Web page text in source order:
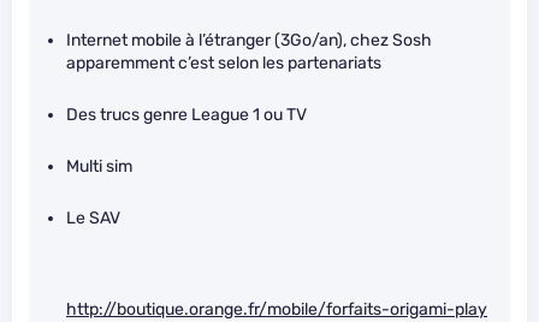
Internet mobile à l’étranger (3Go/an), chez Sosh
apparemment c’est selon les partenariats
Des trucs genre League 1 ou TV
Multi sim
Le SAV
http://boutique.orange.fr/mobile/forfaits-origami-play